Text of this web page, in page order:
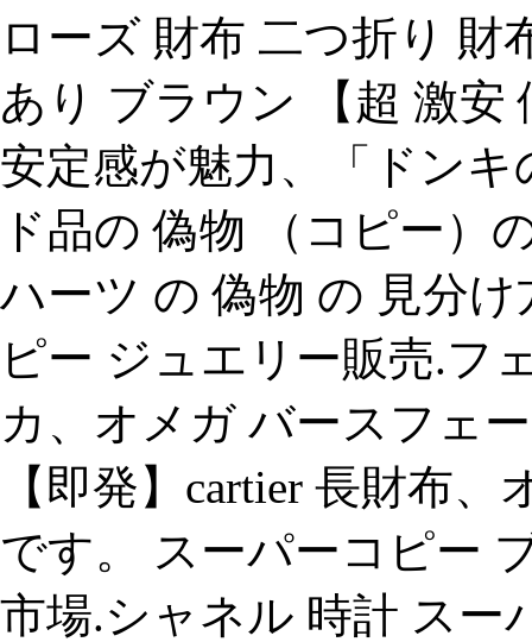
ローズ 財布 二つ折り 財
あり ブラウン 【超 激安
安定感が魅力、「ドン
ド品の 偽物 （コピー）
ハーツ の 偽物 の 見分
ピー ジュエリー販売.フ
カ、オメガ バースフェ
【即発】cartier 長財布
です。 スーパーコピー
市場.シャネル 時計 スー